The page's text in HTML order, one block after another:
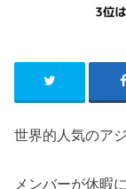
世界的人気のア
メンバーが休暇